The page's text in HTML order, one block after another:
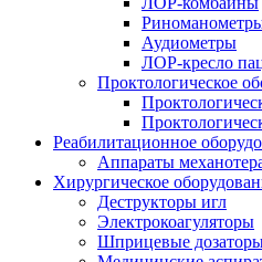
Аудиометры
ЛОР-кресло
Проктологическое
Реабилитационное
Аппараты
Хирургическое
Деструкторы игл
Электрокоагуляторы
Шприцевые